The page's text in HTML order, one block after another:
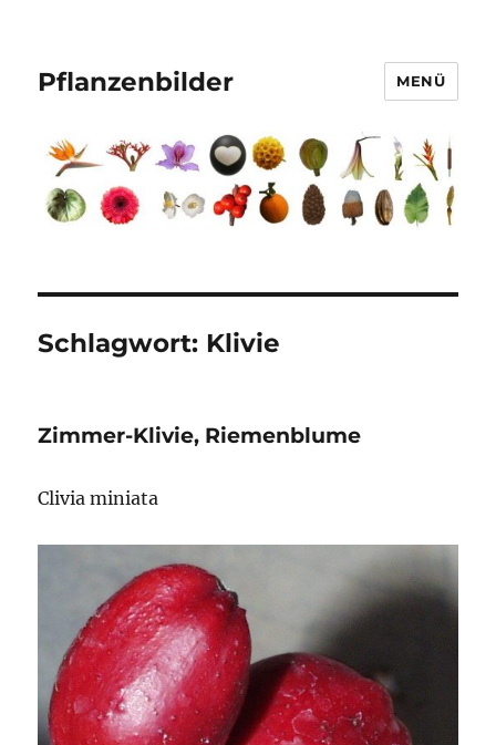
Pflanzenbilder MENÜ
Schlagwort: Klivie
Zimmer-Klivie, Riemenblume
Clivia miniata